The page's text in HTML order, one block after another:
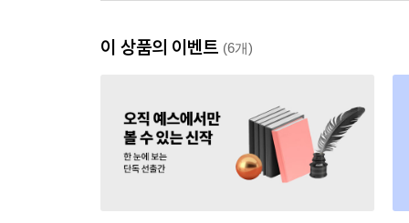
이 상품의 이벤트 (6개)